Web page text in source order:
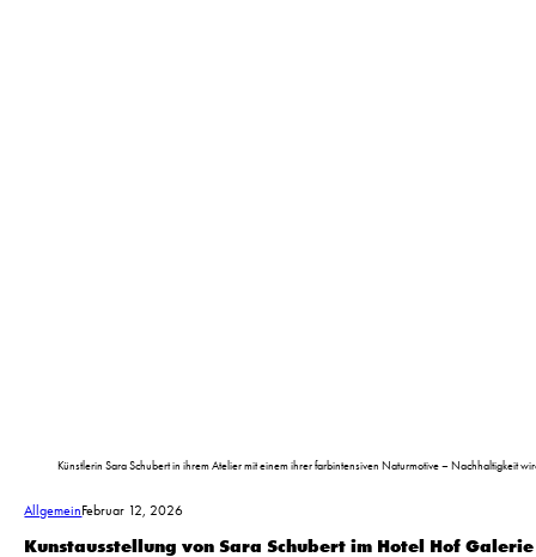
Künstlerin Sara Schubert in ihrem Atelier mit einem ihrer farbintensiven Naturmotive – Nachhaltigkeit
AllgemeinFebruar 12, 2026
Kunstausstellung von Sara Schubert im Hotel Hof